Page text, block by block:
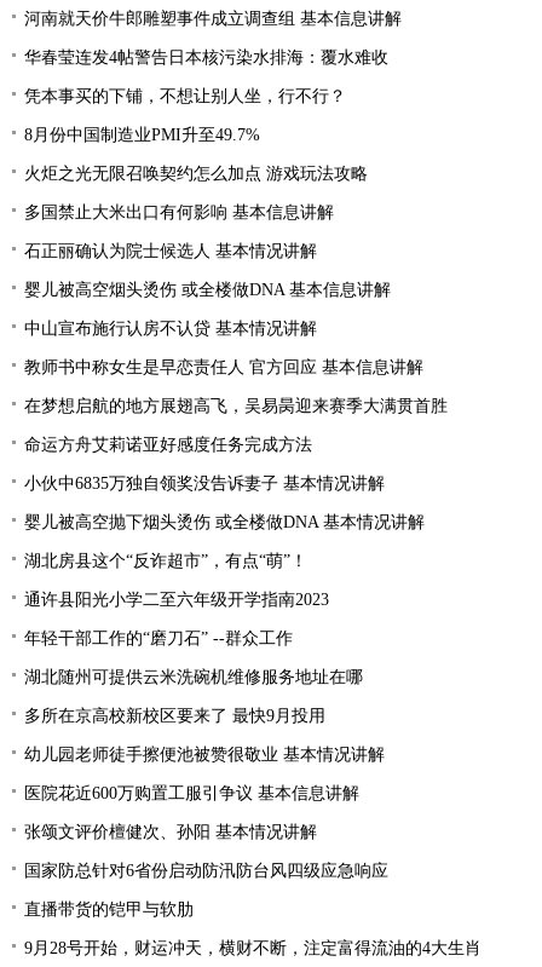
河南就天价牛郎雕塑事件成立调查组 基本信息讲解
华春莹连发4帖警告日本核污染水排海：覆水难收
凭本事买的下铺，不想让别人坐，行不行？
8月份中国制造业PMI升至49.7%
火炬之光无限召唤契约怎么加点 游戏玩法攻略
多国禁止大米出口有何影响 基本信息讲解
石正丽确认为院士候选人 基本情况讲解
婴儿被高空烟头烫伤 或全楼做DNA 基本信息讲解
中山宣布施行认房不认贷 基本情况讲解
教师书中称女生是早恋责任人 官方回应 基本信息讲解
在梦想启航的地方展翅高飞，吴易昺迎来赛季大满贯首胜
命运方舟艾莉诺亚好感度任务完成方法
小伙中6835万独自领奖没告诉妻子 基本情况讲解
婴儿被高空抛下烟头烫伤 或全楼做DNA 基本情况讲解
湖北房县这个“反诈超市”，有点“萌”！
通许县阳光小学二至六年级开学指南2023
年轻干部工作的“磨刀石” --群众工作
湖北随州可提供云米洗碗机维修服务地址在哪
多所在京高校新校区要来了 最快9月投用
幼儿园老师徒手擦便池被赞很敬业 基本情况讲解
医院花近600万购置工服引争议 基本信息讲解
张颂文评价檀健次、孙阳 基本情况讲解
国家防总针对6省份启动防汛防台风四级应急响应
直播带货的铠甲与软肋
9月28号开始，财运冲天，横财不断，注定富得流油的4大生肖